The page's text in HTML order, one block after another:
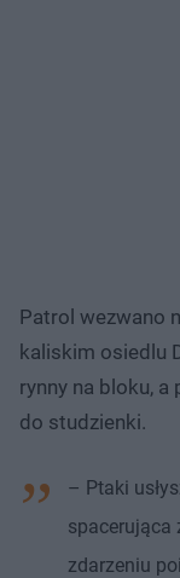
Patrol wezwano
kaliskim osiedlu
rynny na bloku,
do studzienki.
– Ptaki
spacerująca
zdarzeniu